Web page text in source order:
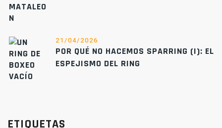
21/04/2026
POR QUÉ NO HACEMOS SPARRING (I): EL
ESPEJISMO DEL RING
ETIQUETAS